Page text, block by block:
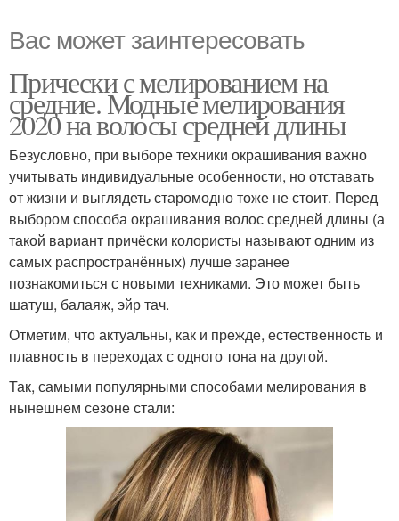
Вас может заинтересовать
Прически с мелированием на
средние. Модные мелирования
2020 на волосы средней длины
Безусловно, при выборе техники окрашивания важно
учитывать индивидуальные особенности, но отставать
от жизни и выглядеть старомодно тоже не стоит. Перед
выбором способа окрашивания волос средней длины (а
такой вариант причёски колористы называют одним из
самых распространённых) лучше заранее
познакомиться с новыми техниками. Это может быть
шатуш, балаяж, эйр тач.
Отметим, что актуальны, как и прежде, естественность и
плавность в переходах с одного тона на другой.
Так, самыми популярными способами мелирования в
нынешнем сезоне стали: